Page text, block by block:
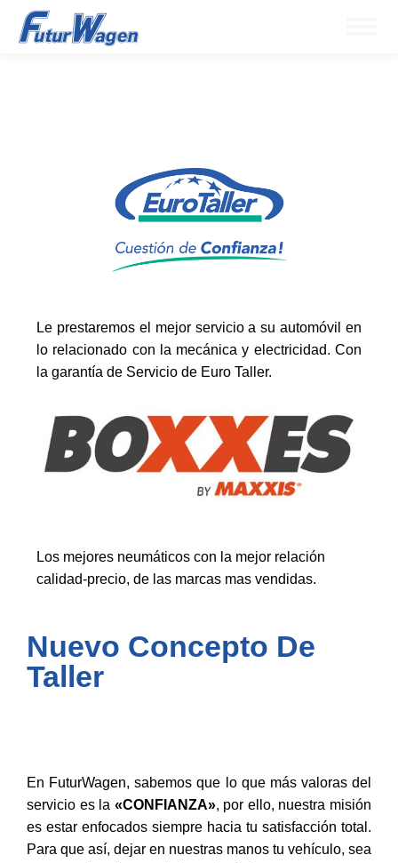
Le prestaremos el mejor servicio a su automóvil en
lo relacionado con la mecánica y electricidad. Con
la garantía de Servicio de Euro Taller.
Los mejores neumáticos con la mejor relación
calidad-precio, de las marcas mas vendidas.
Nuevo Concepto De
Taller
En FuturWagen, sabemos que lo que más valoras del
servicio es la «CONFIANZA», por ello, nuestra misión
es estar enfocados siempre hacia tu satisfacción total.
Para que así, dejar en nuestras manos tu vehículo, sea